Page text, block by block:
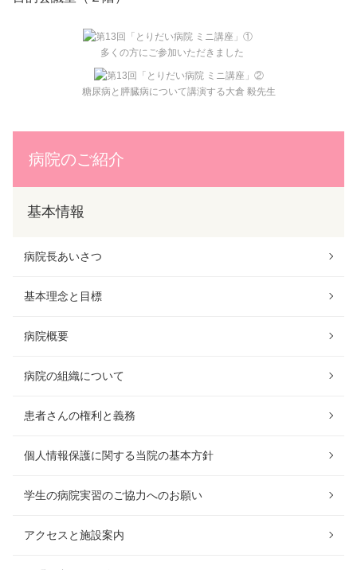
多くの方にご参加いただきました
糖尿病と膵臓病について講演する大倉 毅先生
病院のご紹介
基本情報
病院長あいさつ
基本理念と目標
病院概要
病院の組織について
患者さんの権利と義務
個人情報保護に関する当院の基本方針
学生の病院実習のご協力へのお願い
アクセスと施設案内